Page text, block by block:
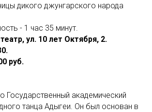
дикого джунгарского народа
- 1 час 35 минут.
ул. 10 лет Октября, 2.
руб.
Государственный академический
танца Адыгеи. Он был основан в